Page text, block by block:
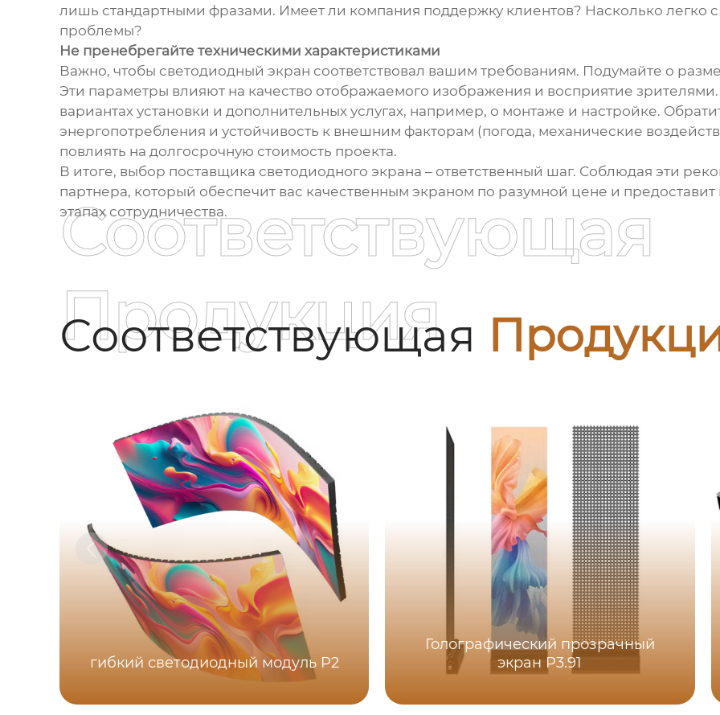
лишь стандартными фразами. Имеет ли компания поддержку клиентов? Насколько легко с
проблемы?
Не пренебрегайте техническими характеристиками
Важно, чтобы светодиодный экран соответствовал вашим требованиям. Подумайте о
Эти параметры влияют на качество отображаемого изображения и восприятие
вариантах установки и дополнительных услугах, например, о монтаже и настройке.
энергопотребления и устойчивость к внешним факторам (погода, механические
повлиять на долгосрочную стоимость проекта.
В итоге, выбор поставщика светодиодного экрана – ответственный шаг. Соблюдая эти
партнера, который обеспечит вас качественным экраном по разумной цене и
этапах сотрудничества.
Соответствующая
Соответствующая
Продукция
гибкий светодиодный модуль P2
Голографический прозрачный
экран P3.91